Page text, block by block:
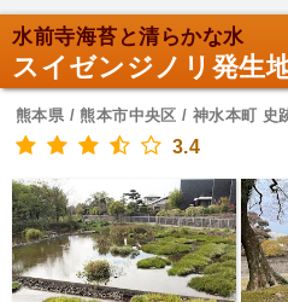
水前寺海苔と清らかな水
スイゼンジノリ発生
熊本県 / 熊本市中央区 / 神水本町 史
3.4